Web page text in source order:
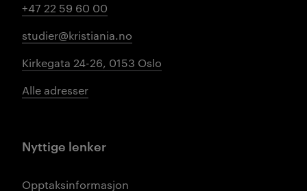
+47 22 59 60 00
studier@kristiania.no
Kirkegata 24-26, 0153 Oslo
Alle adresser
Nyttige lenker
Opptaksinformasjon